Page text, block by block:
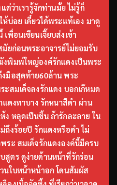
ต่ว่าเรารู้จักท่านมั้ย ไม่รู้ก็
ห้บ่อย เดี๋ยวได้พระแท้เอง มาดู
พื่อนเซียนเจี๊ยบส่งเข้า
ยก่อนพระอาจารย์ไม่ยอมรับ
งพิมพ์ใหญ่องค์รักแดงเป็นพระ
มือสุดท้าย60ล้าน พระ
ะสมเด็จลงรักแดง บอกเก๊หมด
แดงทาบาง รักหนาสีดำ ผ่าน
ง หลุดเป็นชิ้น ถ้ารักละลาย ใน
ถึงร้อยปี รักแดงหรือดำ ไม่
ระ สมเด็จรักแดงองค์นี้มีครบ
สูตร ดูง่ายด้านหน้าที่รักร่อน
นใบหน้าหน้าอก โดนสัมผัส